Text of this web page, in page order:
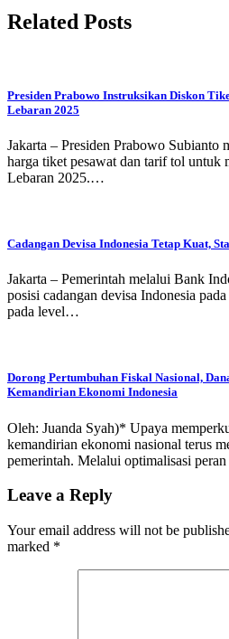
Related Posts
Presiden Prabowo Instruksikan Diskon
Lebaran 2025
Jakarta – Presiden Prabowo Subianto
harga tiket pesawat dan tarif tol untuk
Lebaran 2025.…
Cadangan Devisa Indonesia Tetap Kuat,
Jakarta – Pemerintah melalui Bank
posisi cadangan devisa Indonesia
pada level…
Dorong Pertumbuhan Fiskal Nasional,
Kemandirian Ekonomi Indonesia
Oleh: Juanda Syah)* Upaya
kemandirian ekonomi nasional terus
pemerintah. Melalui optimalisasi
Leave a Reply
Your email address will not be
marked *